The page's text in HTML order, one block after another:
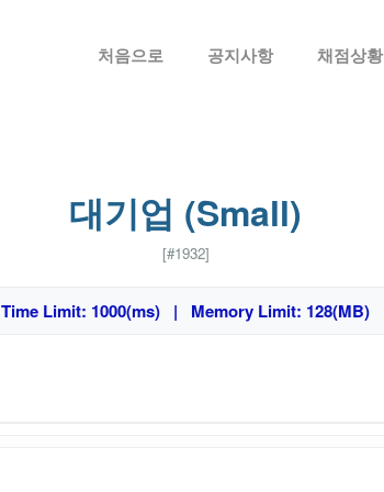
처음으로 공지사항 채점상황
대기업 (Small)
[#1932]
Time Limit: 1000(ms) | Memory Limit: 128(MB)